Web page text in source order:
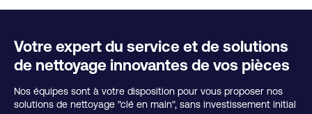
Votre expert du service et de solutions
de nettoyage innovantes de vos pièces
Nos équipes sont à votre disposition pour vous proposer nos
solutions de nettoyage "clé en main", sans investissement initial